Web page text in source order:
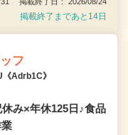
掲載終了まであと14日
フ
Adrb1C》
み×年休125日♪食品